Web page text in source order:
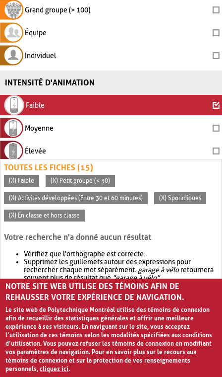
Grand groupe (> 100)
Équipe
Individuel
INTENSITÉ D'ANIMATION
Faible
Moyenne
Élevée
TOUTES LES FICHES (15)
(X) Faible (X) Petit groupe (< 30)
(X) Activités développées (Entre 30 et 60 minutes) (X) Sporadiques
(X) En classe et hors classe
Votre recherche n'a donné aucun résultat
Vérifiez que l'orthographe est correcte.
Supprimez les guillemets autour des expressions pour
rechercher chaque mot séparément. garage à véloretournera
souvent plus de résultat que"garage à vélo".
Envisagez d'élargir votre recherche avec OR.garage OR vélo
retournera souvent plus de résultat quegarage à vélo
NOTRE SITE WEB UTILISE DES TÉMOINS AFIN DE
REHAUSSER VOTRE EXPÉRIENCE DE NAVIGATION.
Le site web de Polytechnique Montréal utilise des témoins de connexion
afin de recueillir des statistiques générales et offrir une meilleure
expérience à ses visiteurs. En naviguant sur le site, vous acceptez
l’utilisation de ces témoins selon les modalités spécifiées aux conditions
d’utilisation. Vous pouvez refuser les témoins de connexion en modifiant
vos paramètres de navigation. Pour en savoir plus sur le recours aux
témoins de connexion et sur la protection de vos renseignements
personnels,cliquez ici.